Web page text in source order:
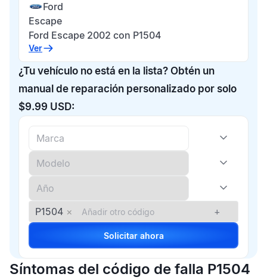
Ford
Escape
Ford Escape 2002 con P1504
Ver
¿Tu vehículo no está en la lista? Obtén un
manual de reparación personalizado por solo
$9.99 USD:
P1504 × +
Solicitar ahora
Síntomas del código de falla P1504